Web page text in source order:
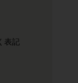
表記